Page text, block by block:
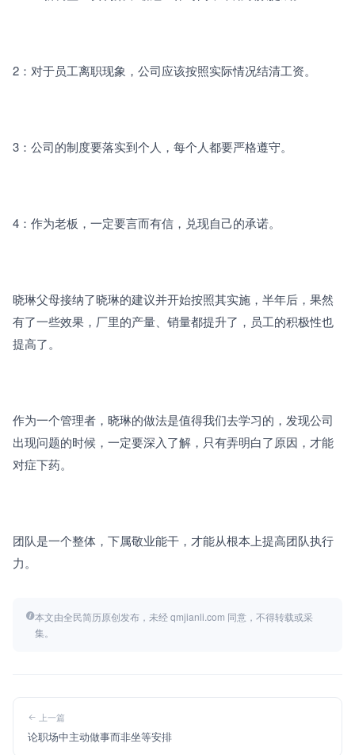
2：对于员工离职现象，公司应该按照实际情况结清工资。
3：公司的制度要落实到个人，每个人都要严格遵守。
4：作为老板，一定要言而有信，兑现自己的承诺。
晓琳父母接纳了晓琳的建议并开始按照其实施，半年后，果然
有了一些效果，厂里的产量、销量都提升了，员工的积极性也
提高了。
作为一个管理者，晓琳的做法是值得我们去学习的，发现公司
出现问题的时候，一定要深入了解，只有弄明白了原因，才能
对症下药。
团队是一个整体，下属敬业能干，才能从根本上提高团队执行
力。
本文由全民简历原创发布，未经 qmjianli.com 同意，不得转载或采
集。
上一篇
论职场中主动做事而非坐等安排